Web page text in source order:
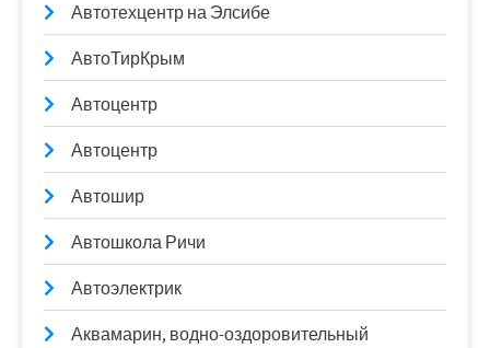
Автотехцентр на Элсибе
АвтоТирКрым
Автоцентр
Автоцентр
Автошир
Автошкола Ричи
Автоэлектрик
Аквамарин, водно-оздоровительный